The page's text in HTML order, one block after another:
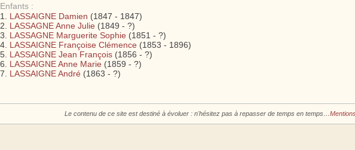
Enfants :
LASSAIGNE Damien (1847 - 1847)
LASSAGNE Anne Julie(1849 - ?)
LASSAGNE Marguerite Sophie(1851 - ?)
LASSAIGNE Françoise Clémence(1853 - 1896)
LASSAIGNE Jean François(1856 - ?)
LASSAIGNE Anne Marie(1859 - ?)
LASSAIGNE André(1863 - ?)
Le contenu de ce site est destiné à évoluer : n'hésitez pas à repasser de temps en temps…